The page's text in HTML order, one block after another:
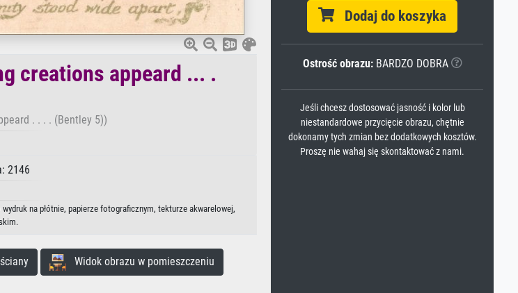
creations appeard ... .
. . . . (Bentley 5))
2146
na płótnie, papierze fotograficznym, tekturze akwarelowej,
Widok obrazu w pomieszczeniu
Dodaj do koszyka
Ostrość obrazu:BARDZO DOBRA
Jeśli chcesz dostosować jasność i kolor lub
niestandardowe przycięcie obrazu, chętnie
dokonamy tych zmian bez dodatkowych kosztów.
Proszę nie wahaj się skontaktować z nami.